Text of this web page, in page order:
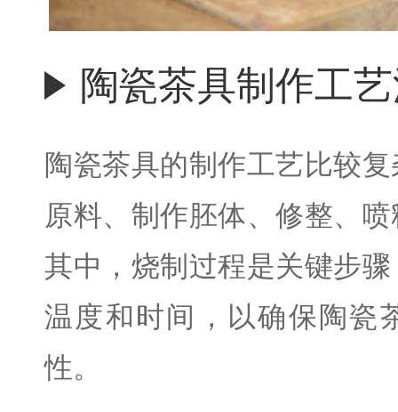
陶瓷茶具制作工
陶瓷茶具的制作工艺比较
原料、制作胚体、修整、
其中，烧制过程是关键步
温度和时间，以确保陶瓷
性。